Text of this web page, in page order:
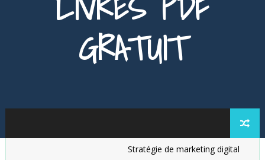
GRATUIT
Stratégie de marketing digital